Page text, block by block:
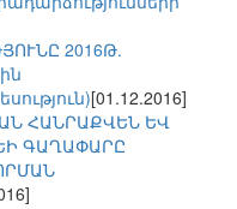
2016Թ.
[01.12.2016]
ՀԱՆՐԱՔՎԵՆ ԵՎ
ԳԱՂԱՓԱՐԸ